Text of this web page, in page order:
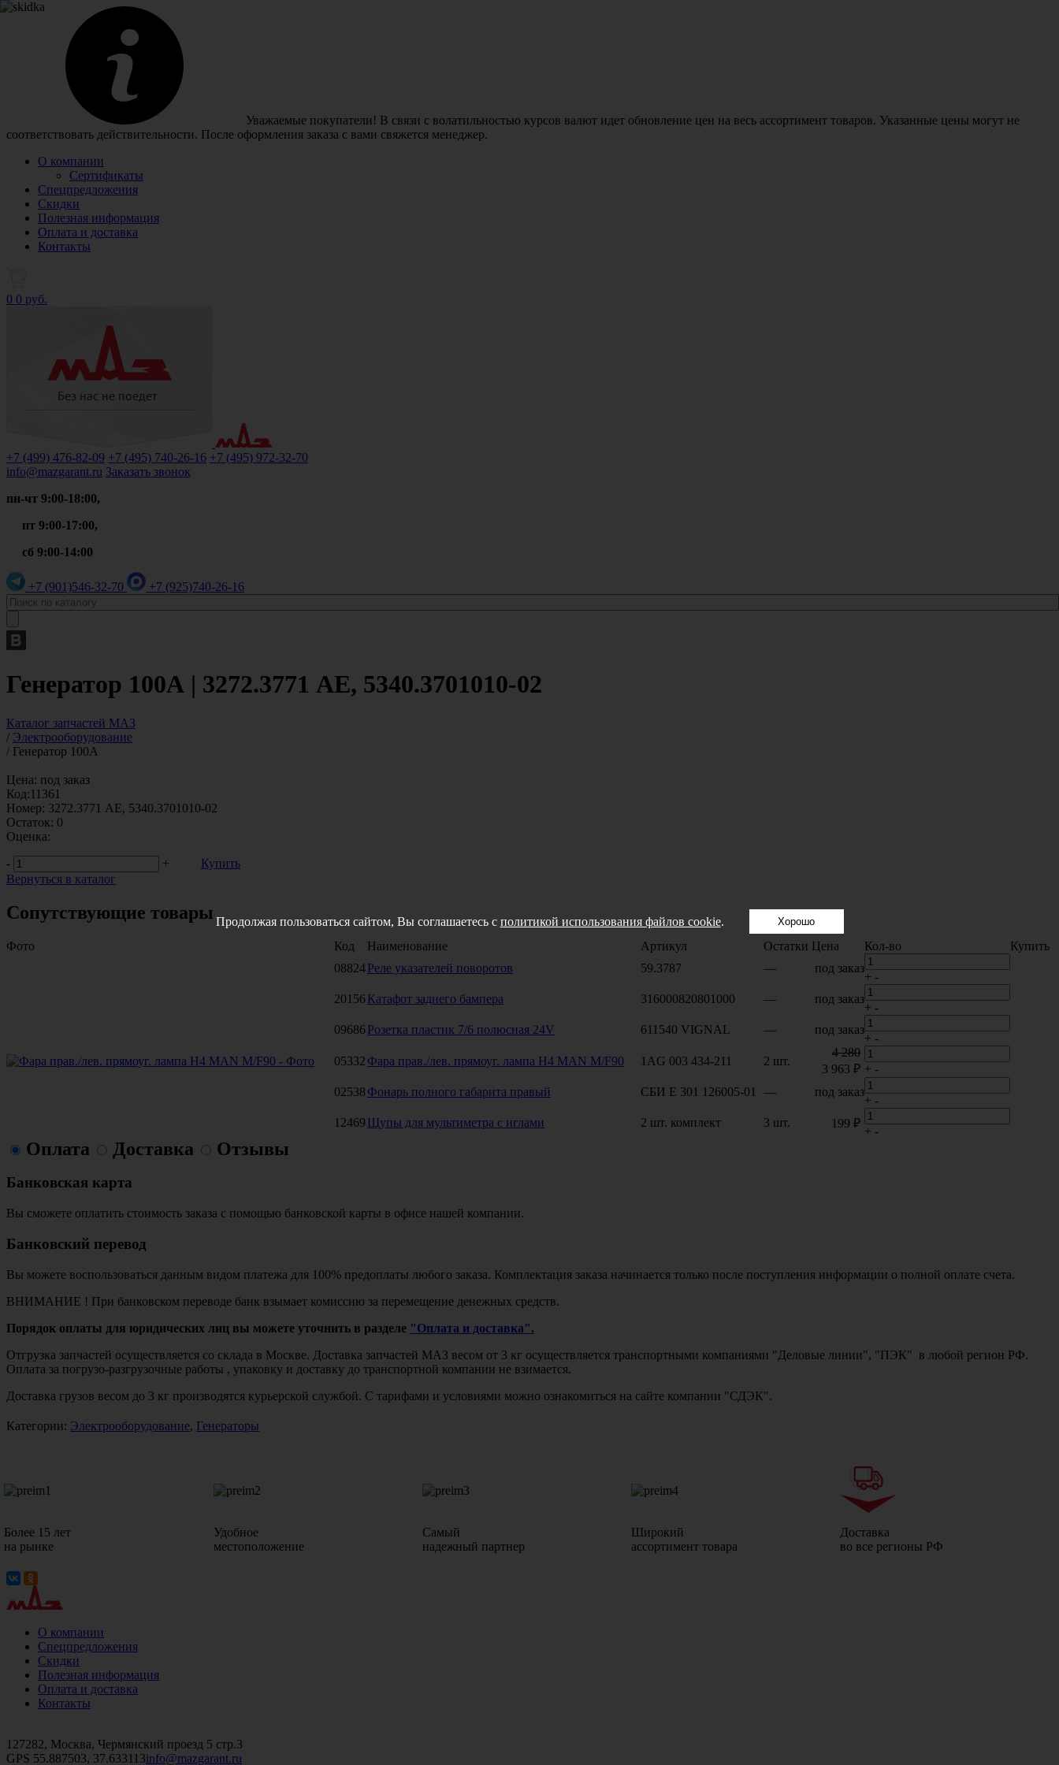
Уважаемые покупатели! В связи с волатильностью курсов валют идет обновление цен на весь ассортимент товаров. Указанные цены могут не
соответствовать действительности. После оформления заказа с вами свяжется менеджер.
О компании
Сертификаты
Спецпредложения
Скидки
Полезная информация
Оплата и доставка
Контакты
0 0 руб.
+7 (499) 476-82-09 +7 (495) 740-26-16 +7 (495) 972-32-70
info@mazgarant.ru Заказать звонок
пн-чт 9:00-18:00,
пт 9:00-17:00,
сб 9:00-14:00
+7 (901)546-32-70 +7 (925)740-26-16
Генератор 100А | 3272.3771 AE, 5340.3701010-02
Каталог запчастей МАЗ
/ Электрооборудование
/ Генератор 100А
Цена: под заказ
Код:11361
Номер: 3272.3771 AE, 5340.3701010-02
Остаток: 0
Оценка:
-
+
Купить
Вернуться в каталог
Сопутствующие товары
Фото Код Наименование Артикул Остатки Цена Кол-во
Купить
08824Реле указателей поворотов 59.3787 — под заказ
+ -
20156Катафот заднего бампера 316000820801000 — под заказ
+ -
09686Розетка пластик 7/6 полюсная 24V 611540 VIGNAL — под заказ
+ -
05332 Фара прав./лев. прямоуг. лампа H4 MAN M/F90 1AG 003 434-211 2 шт.
4 280
3 963 ₽ + -
02538 Фонарь полного габарита правый СБИ Е 301 126005-01 — под заказ
+ -
12469 Щупы для мультиметра с иглами 2 шт. комплект 3 шт. 199 ₽
+ -
Оплата Доставка Отзывы
Банковская карта
Вы сможете оплатить стоимость заказа с помощью банковской карты в офисе нашей компании.
Банковский перевод
Вы можете воспользоваться данным видом платежа для 100% предоплаты любого заказа. Комплектация заказа начинается только после поступления информации о полной оплате счета.
ВНИМАНИЕ ! При банковском переводе банк взымает комиссию за перемещение денежных средств.
Порядок оплаты для юридических лиц вы можете уточнить в разделе "Оплата и доставка".
Отгрузка запчастей осуществляется со склада в Москве. Доставка запчастей МАЗ весом от 3 кг осуществляется транспортными компаниями "Деловые линии", "ПЭК" в любой регион РФ.
Оплата за погрузо-разгрузочные работы , упаковку и доставку до транспортной компании не взимается.
Доставка грузов весом до 3 кг производятся курьерской службой. С тарифами и условиями можно ознакомиться на сайте компании "СДЭК".
Категории: Электрооборудование, Генераторы
Более 15 лет
на рынке
Удобное
местоположение
Самый
надежный партнер
Широкий
ассортимент товара
Доставка
во все регионы РФ
О компании
Спецпредложения
Скидки
Полезная информация
Оплата и доставка
Контакты
127282, Москва, Чермянский проезд 5 стр.3
GPS 55.887503, 37.633113info@mazgarant.ru
Продолжая пользоваться сайтом, Вы соглашаетесь с политикой использования файлов cookie. Хорошо